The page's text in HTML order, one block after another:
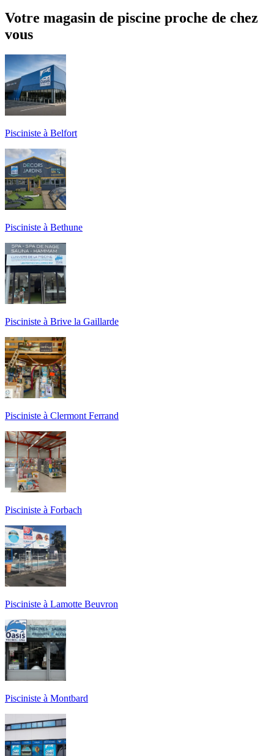
Votre magasin de piscine proche de chez
vous
Pisciniste à Belfort
Pisciniste à Bethune
Pisciniste à Brive la Gaillarde
Pisciniste à Clermont Ferrand
Pisciniste à Forbach
Pisciniste à Lamotte Beuvron
Pisciniste à Montbard